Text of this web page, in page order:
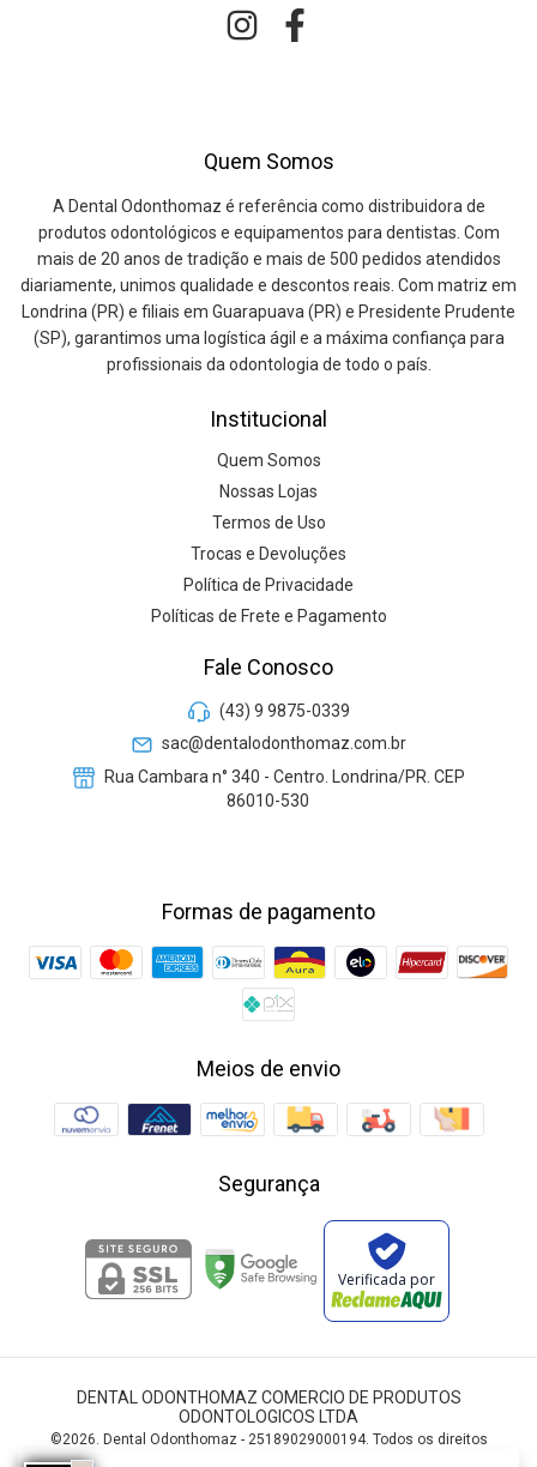
Quem Somos
A Dental Odonthomaz é referência como distribuidora de
produtos odontológicos e equipamentos para dentistas. Com
mais de 20 anos de tradição e mais de 500 pedidos atendidos
diariamente, unimos qualidade e descontos reais. Com matriz em
Londrina (PR) e filiais em Guarapuava (PR) e Presidente Prudente
(SP), garantimos uma logística ágil e a máxima confiança para
profissionais da odontologia de todo o país.
Institucional
Quem Somos
Nossas Lojas
Termos de Uso
Trocas e Devoluções
Política de Privacidade
Políticas de Frete e Pagamento
Fale Conosco
(43) 9 9875-0339
sac@dentalodonthomaz.com.br
Rua Cambara n° 340 - Centro. Londrina/PR. CEP
86010-530
Formas de pagamento
Meios de envio
Segurança
Verificada por
DENTAL ODONTHOMAZ COMERCIO DE PRODUTOS
ODONTOLOGICOS LTDA
©2026. Dental Odonthomaz - 25189029000194. Todos os direitos